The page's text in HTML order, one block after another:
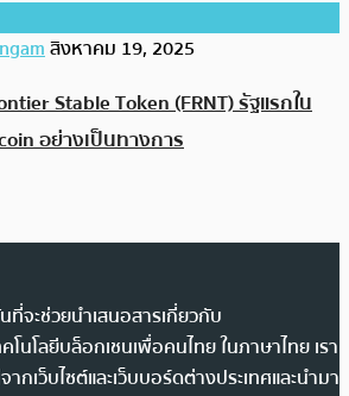
สิงหาคม 19, 2025
Stable Token (FRNT) รัฐแรกใน
อย่างเป็นทางการ
จะช่วยนำเสนอสารเกี่ยวกับ
โนโลยีบล็อกเชนเพื่อคนไทย ในภาษาไทย เรา
เว็บไซต์และเว็บบอร์ดต่างประเทศและนำมา